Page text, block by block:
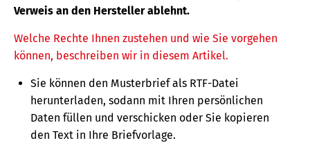
Verweis an den Hersteller ablehnt.
Welche Rechte Ihnen zustehen und wie Sie vorgehen
können, beschreiben wir in diesem Artikel.
Sie können den Musterbrief als RTF-Datei
herunterladen, sodann mit Ihren persönlichen
Daten füllen und verschicken oder Sie kopieren
den Text in Ihre Briefvorlage.